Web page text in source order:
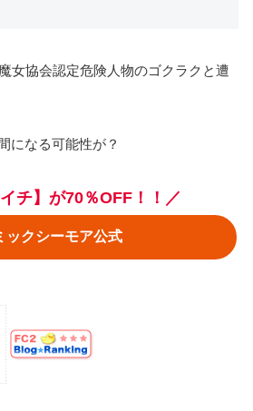
女協会認定危険人物のゴクラクと遭
になる可能性が？
チ】が70％OFF！！／
ックシーモア公式